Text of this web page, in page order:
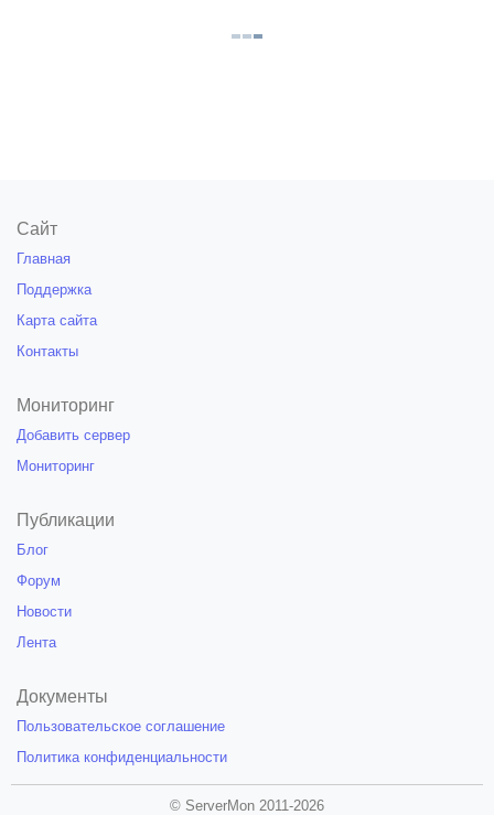
Сайт
Главная
Поддержка
Карта сайта
Контакты
Мониторинг
Добавить сервер
Мониторинг
Публикации
Блог
Форум
Новости
Лента
Документы
Пользовательское соглашение
Политика конфиденциальности
© ServerMon 2011-2026